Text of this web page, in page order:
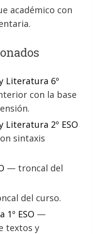
académico con
Literatura 6º
con la base
Literatura 2º ESO
sintaxis
— troncal del
del curso.
1º ESO —
textos y